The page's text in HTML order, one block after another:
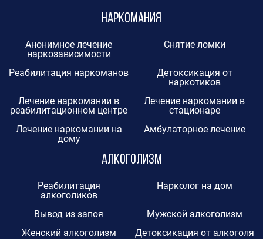
Наркомания
Анонимное лечение
наркозависимости
Снятие ломки
Реабилитация наркоманов
Детоксикация от
наркотиков
Лечение наркомании в
реабилитационном центре
Лечение наркомании в
стационаре
Лечение наркомании на
дому
Амбулаторное лечение
Алкоголизм
Реабилитация
алкоголиков
Нарколог на дом
Вывод из запоя
Мужской алкоголизм
Женский алкоголизм
Детоксикация от алкоголя